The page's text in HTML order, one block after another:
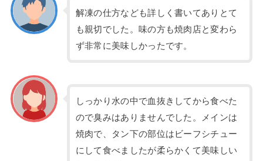
解凍の仕方なども詳しく書いてありとて
も親切でした。味の方も焼肉店と変わら
ず非常に美味しかったです。
しっかり水の中で血抜きしてから食べた
ので臭みはありませんでした。メインは
焼肉で、タン下の部位はビーフシチュー
にして食べましたが柔らかくて美味しい